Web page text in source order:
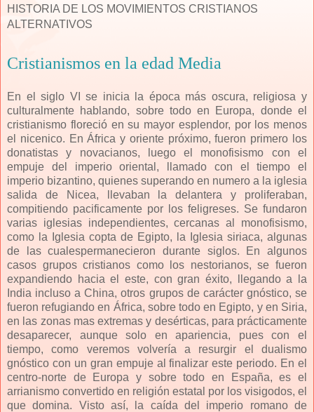
HISTORIA DE LOS MOVIMIENTOS CRISTIANOS
ALTERNATIVOS
Cristianismos en la edad Media
En el siglo VI se inicia la época más oscura, religiosa y
culturalmente hablando, sobre todo en Europa, donde el
cristianismo floreció en su mayor esplendor, por los menos
el nicenico. En África y oriente próximo, fueron primero los
donatistas y novacianos, luego el monofisismo con el
empuje del imperio oriental, llamado con el tiempo el
imperio bizantino, quienes superando en numero a la iglesia
salida de Nicea, llevaban la delantera y proliferaban,
compitiendo pacificamente por los feligreses. Se fundaron
varias iglesias independientes, cercanas al monofisismo,
como la Iglesia copta de Egipto, la Iglesia siriaca, algunas
de las cualespermanecieron durante siglos. En algunos
casos grupos cristianos como los nestorianos, se fueron
expandiendo hacia el este, con gran éxito, llegando a la
India incluso a China, otros grupos de carácter gnóstico, se
fueron refugiando en África, sobre todo en Egipto, y en Siria,
en las zonas mas extremas y desérticas, para prácticamente
desaparecer, aunque solo en apariencia, pues con el
tiempo, como veremos volvería a resurgir el dualismo
gnóstico con un gran empuje al finalizar este periodo. En el
centro-norte de Europa y sobre todo en España, es el
arrianismo convertido en religión estatal por los visigodos, el
que domina. Visto así, la caída del imperio romano de